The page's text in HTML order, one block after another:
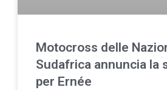
Motocross delle
Sudafrica annuncia la
per Ernée